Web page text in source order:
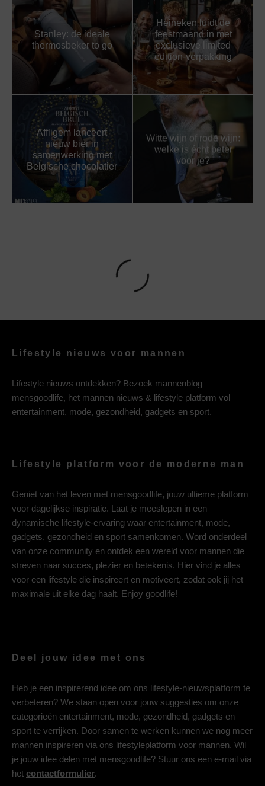
Stanley: de ideale
thermosbeker to go
Heineken luidt de
feestmaand in met
exclusieve limited
edition-verpakking
Affligem lanceert
nieuw bier in
samenwerking met
Belgische chocolatier
Witte wijn of rode wijn:
welke is écht beter
voor je?
Lifestyle nieuws voor mannen
Lifestyle nieuws ontdekken? Bezoek mannenblog
mensgoodlife, het mannen nieuws & lifestyle platform vol
entertainment, mode, gezondheid, gadgets en sport.
Lifestyle platform voor de moderne man
Geniet van het leven met mensgoodlife, jouw ultieme platform
voor dagelijkse inspiratie. Laat je meeslepen in een
dynamische lifestyle-ervaring waar entertainment, mode,
gadgets, gezondheid en sport samenkomen. Word onderdeel
van onze community en ontdek een wereld voor mannen die
streven naar succes, plezier en betekenis. Hier vind je alles
voor een lifestyle die inspireert en motiveert, zodat ook jij het
maximale uit elke dag haalt. Enjoy goodlife!
Deel jouw idee met ons
Heb je een inspirerend idee om ons lifestyle-nieuwsplatform te
verbeteren? We staan open voor jouw suggesties om onze
categorieën entertainment, mode, gezondheid, gadgets en
sport te verrijken. Door samen te werken kunnen we nog meer
mannen inspireren via ons lifestyleplatform voor mannen. Wil
je jouw idee delen met mensgoodlife? Stuur ons een e-mail via
het contactformulier.